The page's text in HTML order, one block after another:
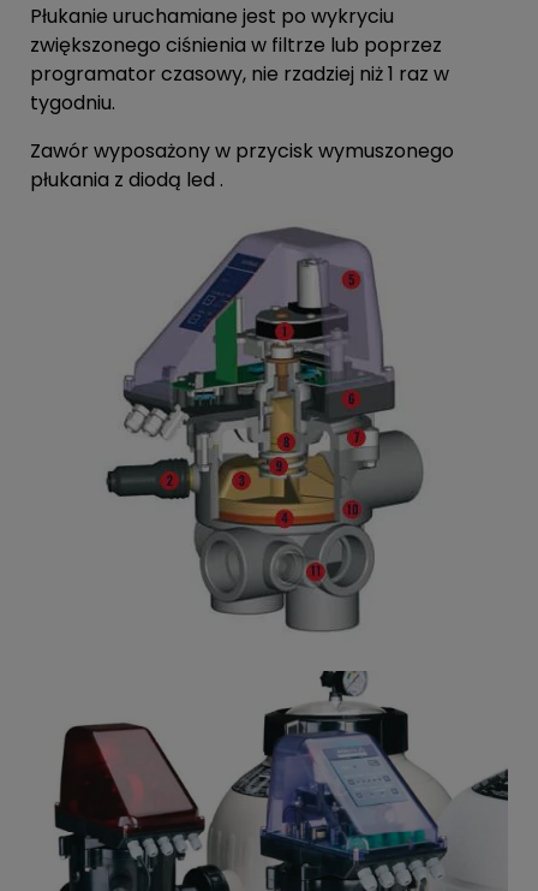
Płukanie uruchamiane jest po wykryciu
zwiększonego ciśnienia w filtrze lub poprzez
programator czasowy, nie rzadziej niż 1 raz w
tygodniu.
Zawór wyposażony w przycisk wymuszonego
płukania z diodą led .